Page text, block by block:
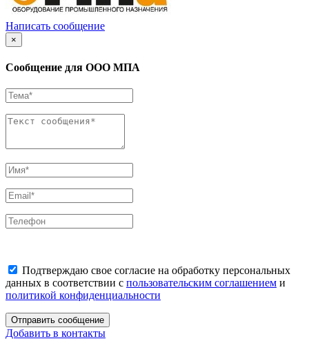
Написать сообщение
×
Сообщение для ООО МПА
Подтверждаю свое согласие на обработку персональных
данных в соответствии с пользовательским соглашением и
политикой конфиденциальности
Отправить сообщение
Добавить в контакты